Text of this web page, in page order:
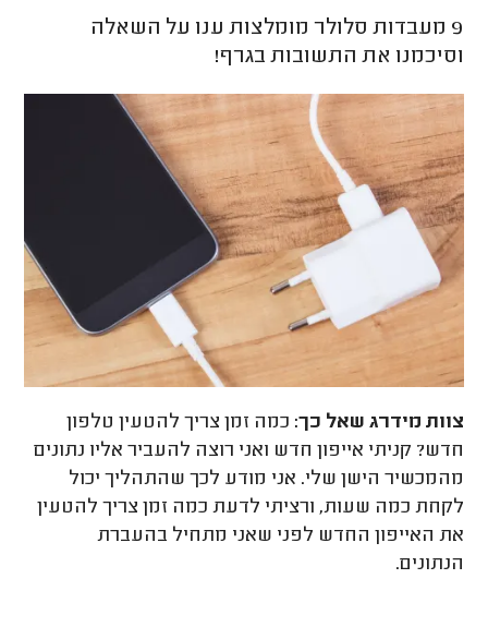
9 מעבדות סלולר מומלצות ענו על השאלה
וסיכמנו את התשובות בגרף!
צוות מידרג שאל כך: כמה זמן צריך להטעין טלפון
חדש? קניתי אייפון חדש ואני רוצה להעביר אליו נתונים
מהמכשיר הישן שלי. אני מודע לכך שהתהליך יכול
לקחת כמה שעות, ורציתי לדעת כמה זמן צריך להטעין
את האייפון החדש לפני שאני מתחיל בהעברת
הנתונים.